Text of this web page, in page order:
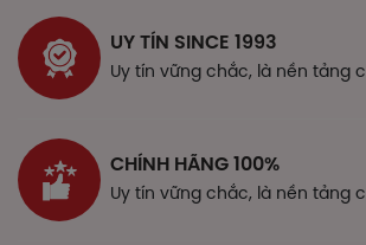
Vitamin D giúp làm tăng khả năng hấp
Phân bố và chuyển hóa
và răng, 1% còn lại được phân bố trong
ngoại bào. Khoảng 50% nồng độ calci
ở dạng ion hóa có hoạt tính sinh lý;
phức hợp với phosphat, citrat hoặc anion
UY TÍN SINCE 1993
Uy tín vững chắc, là nền tảng
CHÍNH HÃNG 100%
Uy tín vững chắc, là nền tảng